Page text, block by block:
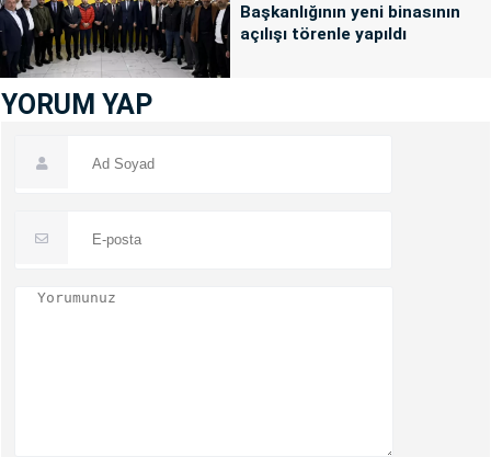
Başkanlığının yeni binasının
açılışı törenle yapıldı
YORUM YAP